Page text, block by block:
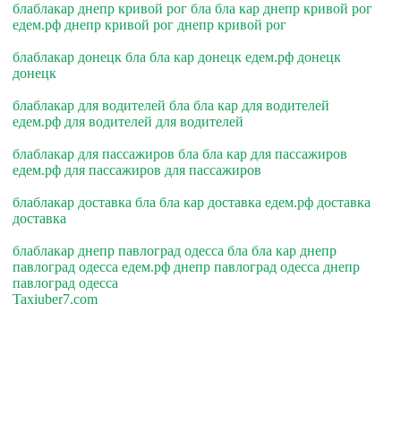
блаблакар днепр кривой рог бла бла кар днепр кривой рог
едем.рф днепр кривой рог днепр кривой рог
блаблакар донецк бла бла кар донецк едем.рф донецк
донецк
блаблакар для водителей бла бла кар для водителей
едем.рф для водителей для водителей
блаблакар для пассажиров бла бла кар для пассажиров
едем.рф для пассажиров для пассажиров
блаблакар доставка бла бла кар доставка едем.рф доставка
доставка
блаблакар днепр павлоград одесса бла бла кар днепр
павлоград одесса едем.рф днепр павлоград одесса днепр
павлоград одесса
Taxiuber7.com